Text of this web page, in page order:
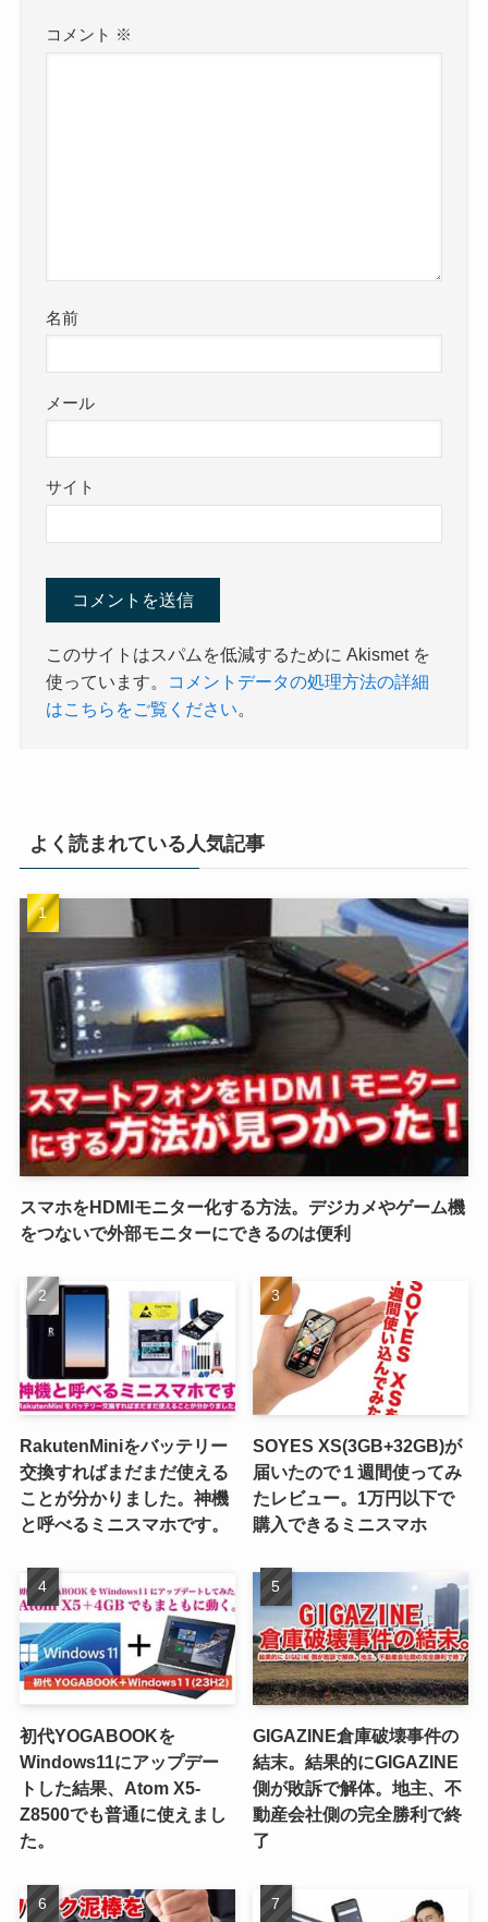
コメント ※
名前
メール
サイト
このサイトはスパムを低減するために Akismet を
使っています。
コメントデータの処理方法の詳細
はこちらをご覧ください
よく読まれている人気記事
スマホをHDMIモニター化する方法。デジカメやゲーム機
をつないで外部モニターにできるのは便利
RakutenMiniをバッテリー
交換すればまだまだ使える
ことが分かりました。神機
と呼べるミニスマホです。
SOYES XS(3GB+32GB)が
届いたので１週間使ってみ
たレビュー。1万円以下で
購入できるミニスマホ
初代YOGABOOKを
Windows11にアップデー
トした結果、Atom X5-
Z8500でも普通に使えまし
た。
GIGAZINE倉庫破壊事件の
結末。結果的にGIGAZINE
側が敗訴で解体。地主、不
動産会社側の完全勝利で終
了